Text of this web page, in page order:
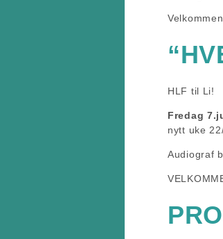
HLF til Li!
Fredag
nytt uke
Audiograf